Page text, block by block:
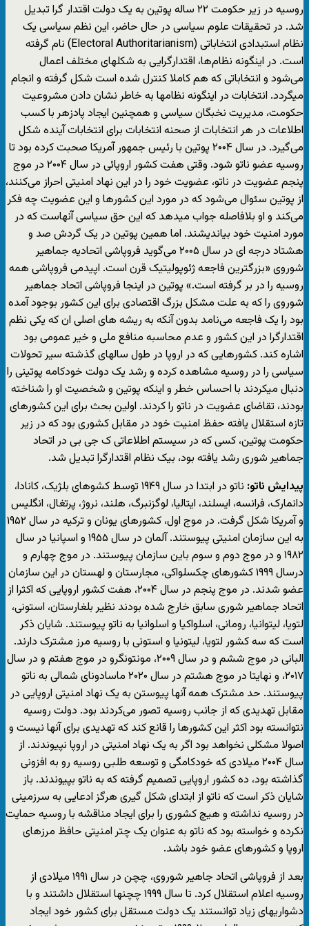
روسیه در زیر حکومت ۲۲ ساله پوتین به یک دولت اقتدار گرا تبدیل
شد. در تحقیقات علوم سیاسی در حال حاضر، این نظم سیاسی یک
نظام استبدادی انتخاباتی (Electoral Authoritarianism) نام گرفته
است. در اینگونه نظام‌ها، اقتدارگرایی به شکلهای مختلف اعمال
می‌شود و انتخاباتی که هم کاملا کنترل شده است شکل گرفته و انجام
میگردد. انتخابات در اینگونه نظامها به خاطر نشان دادن مشروعیت
حکومت، مدیریت نخبگان سیاسی و همچنین ایجاد پادزهر با کسب
اطلاعات در هر انتخابات از صحنه انتخابات برای انتخابات آینده شکل
می‌گیرد. در سال ۲۰۰۴ پوتین با رئیس جمهور آمریکا صحبت کرده بود تا
روسیه عضو ناتو شود. وقتی هفت کشور اروپائی در سال ۲۰۰۴ در موج
پنجم عضویت در ناتو، عضویت خود را در این نهاد امنیتی احراز می‌کنند،
از پوتین سئوال می‌شود که در مورد این کشورها و این عضویت چه فکر
می‌کند و او بلافاصله جواب میدهد که این حق سیاسی آنهاست که در
مورد امنیت خود بیاندیشند. اما همین پوتین در یک گردش صد و
هشتاد درجه ای در سال ۲۰۰۵ می‌گوید فروپاشی اتحادیه جماهیر
شوروی «بزرگترین فاجعه ژئوپولیتیک قرن است. اپیدمی فروپاشی همه
روسیه را در بر گرفته است.» پوتین در اینجا فروپاشی اتحاد جماهیر
شوروی را که به علت مشکل بزرگ اقتصادی برای این کشور بوجود آمده
بود را یک فاجعه می‌نامد بدون آنکه به ریشه های اصلی ان که یکی نظم
اقتدارگرا در این کشور و عدم محاسبه منافع ملی و خیر عمومی بود
اشاره کند. کشورهایی که در اروپا در طول سالهای گذشته سیر تحولات
سیاسی را در روسیه مشاهده کرده و رشد یک دولت خودکامه پوتینی را
دنبال میکردند با احساس خطر و اینکه پوتین و شخصیت او را شناخته
بودند، تقاضای عضویت در ناتو را کردند. اولین بحث برای این کشورهای
تازه استقلال یافته حفظ امنیت خود در مقابل کشوری بود که در زیر
حکومت پوتین، کسی که در سیستم اطلاعاتی ک جی بی در اتحاد
جماهیر شوری رشد یافته بود، بیک نظام اقتدارگرا تبدیل شد.
پیدایش ناتو:
ناتو در ابتدا در سال ۱۹۴۹ توسط کشوهای بلژیک، کانادا،
دانمارک، فرانسه، ایسلند، ایتالیا، لوگزنبرگ، هلند، نروژ، پرتغال، انگلیس
و آمریکا شکل گرفت. در موج اول، کشورهای یونان و ترکیه در سال ۱۹۵۲
به این سازمان امنیتی پیوستند. آلمان در سال ۱۹۵۵ و اسپانیا در سال
۱۹۸۲ و در موج دوم و سوم باین سازمان پیوستند. در موج چهارم و
درسال ۱۹۹۹ کشورهای چکسلواکی، مجارستان و لهستان در این سازمان
عضو شدند. در موج پنجم در سال ۲۰۰۴، هفت کشور اروپایی که اکثرا از
اتحاد جماهیر شوری سابق خارج شده بودند نظیر بلغارستان، استونی،
لتویا، لیتوانیا، رومانی، اسلواکیا و اسلوانیا به ناتو پیوستند. شایان ذکر
است که سه کشور لتویا، لیتونیا و استونی با روسیه مرز مشترک دارند.
البانی در موج ششم و در سال ۲۰۰۹، مونتونگرو در موج هفتم و در سال
۲۰۱۷، و نهایتا در موج هشتم در سال ۲۰۲۰ ماسادونای شمالی به ناتو
پیوستند. حد مشترک همه آنها پیوستن به یک نهاد امنیتی اروپایی در
مقابل تهدیدی که از جانب روسیه تصور می‌کردند بود. دولت روسیه
نتوانسته بود اکثر این کشورها را قانع کند که تهدیدی برای آنها نیست و
اصولا مشکلی نخواهد بود اگر به یک نهاد امنیتی در اروپا نپیوندند. از
سال ۲۰۰۴ میلادی که خودکامگی و توسعه طلبی روسیه رو به افزونی
گذاشته بود، ده کشور اروپایی تصمیم گرفته که به ناتو بپیوندند. باز
شایان ذکر است که ناتو از ابتدای شکل گیری هرگز ادعایی به سرزمینی
در روسیه نداشته و هیچ کشوری را برای ایجاد مناقشه با روسیه حمایت
نکرده و خواسته بود که ناتو به عنوان یک چتر امنیتی حافظ مرزهای
اروپا و کشورهای عضو خود باشد.
بعد از فروپاشی اتحاد جاهیر شوروی، چچن در سال ۱۹۹۱ میلادی از
روسیه اعلام استقلال کرد. تا سال ۱۹۹۹ چچنها استقلال داشتند و با
دشواریهای زیاد توانستند یک دولت مستقل برای کشور خود ایجاد